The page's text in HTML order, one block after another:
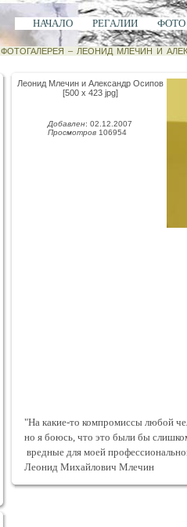
НАЧАЛО РЕГАЛИИ ФОТО
ФОТОГАЛЕРЕЯ – ЛЕОНИД МЛЕЧИН И
Леонид Млечин и Александр Осипов
[500 x 423 jpg]
Добавлен: 02.12.2007
Просмотров 106954
"На какие-то компромиссы любой
но я боюсь, что это были бы
вредные для моей
Леонид Михайлович Млечин